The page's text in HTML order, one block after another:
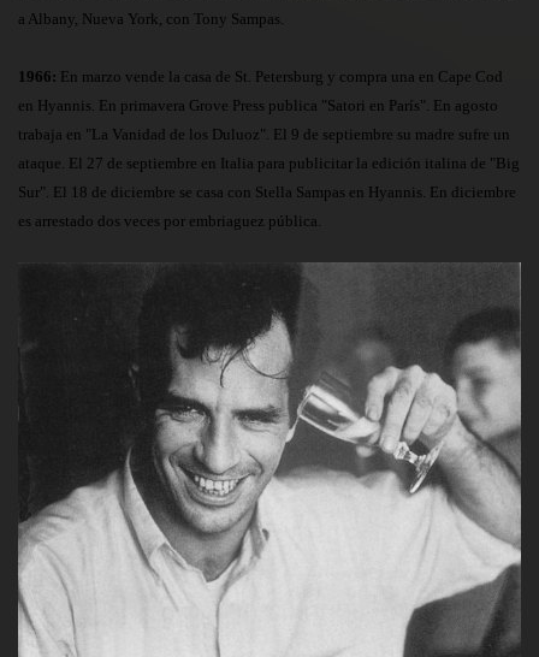
a Albany, Nueva York, con Tony Sampas.
1966: En marzo vende la casa de St. Petersburg y compra una en Cape Cod
en Hyannis. En primavera Grove Press publica "Satori en París". En agosto
trabaja en "La Vanidad de los Duluoz". El 9 de septiembre su madre sufre un
ataque. El 27 de septiembre en Italia para publicitar la edición italina de "Big
Sur". El 18 de diciembre se casa con Stella Sampas en Hyannis. En diciembre
es arrestado dos veces por embriaguez pública.